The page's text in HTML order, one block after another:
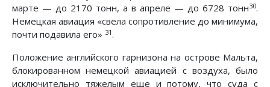
марте — до 2170 тонн, а в апреле — до 6728 тонн30.
Немецкая авиация «свела сопротивление до минимума,
почти подавила его» 31.
Положение английского гарнизона на острове Мальта,
блокированном немецкой авиацией с воздуха, было
исключительно тяжелым еще и потому, что суда с